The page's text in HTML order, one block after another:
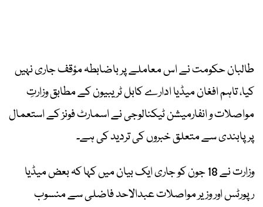
طالبان حکومت نے اس معاملے پر باضابطہ مؤقف جاری نہیں
کیا، تاہم افغان میڈیا ادارے کابل ٹریبیون کے مطابق وزارتِ
مواصلات و انفارمیشن ٹیکنالوجی نے اسمارٹ فونز کے استعمال
پر پابندی سے متعلق خبروں کی تردید کی ہے۔
وزارت نے 18 جون کو جاری ایک بیان میں کہا کہ بعض میڈیا
رپورٹس اور وزیر مواصلات عبدالاحد فاضلی سے منسوب